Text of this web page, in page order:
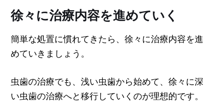
徐々に治療内容を進めていく
簡単な処置に慣れてきたら、徐々に治療内容を進
めていきましょう。
虫歯の治療でも、浅い虫歯から始めて、徐々に深
い虫歯の治療へと移行していくのが理想的です。